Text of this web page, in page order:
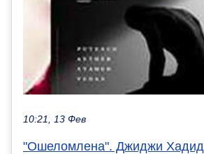
10:21, 13 Фев
"Ошеломлена". Джиджи Хадид